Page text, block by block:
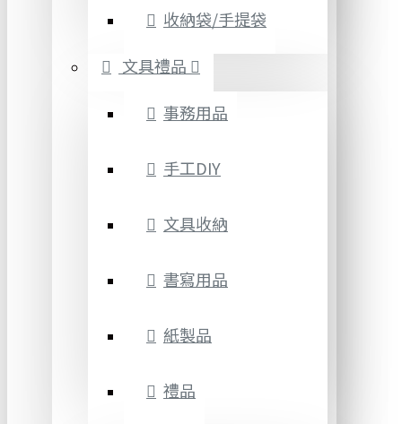
收納袋/手提袋
文具禮品
事務用品
手工DIY
文具收納
書寫用品
紙製品
禮品